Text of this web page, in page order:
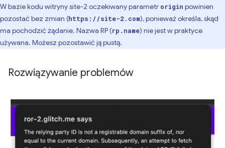
W bazie kodu witryny site-2 oczekiwany parametr origin powinien
pozostać bez zmian (https://site-2.com), ponieważ określa, skąd
ma pochodzić żądanie. Nazwa RP (rp.name) nie jest w praktyce
używana. Możesz pozostawić ją pustą.
Rozwiązywanie problemów